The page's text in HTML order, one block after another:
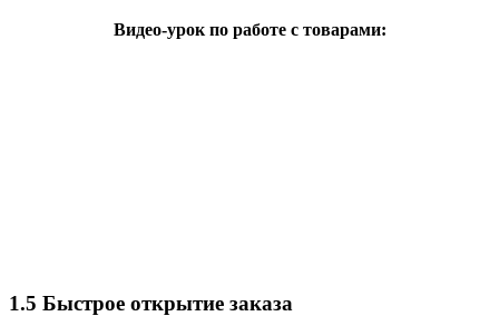
Видео-урок по работе с товарами:
1.5 Быстрое открытие заказа